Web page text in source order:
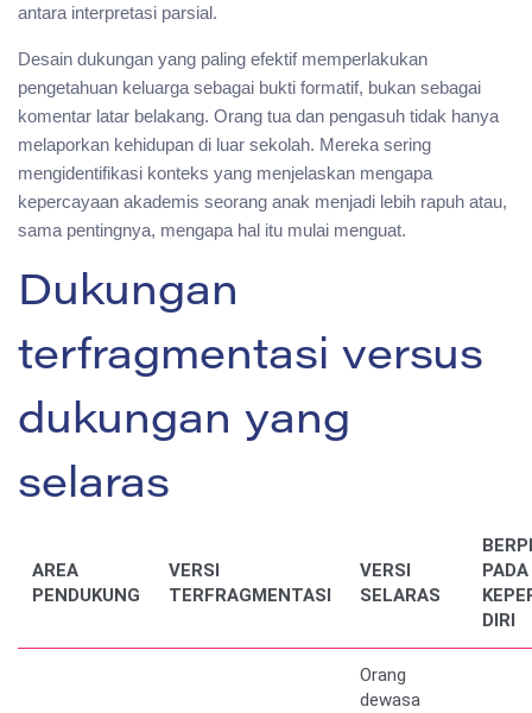
antara interpretasi parsial.
Desain dukungan yang paling efektif memperlakukan
pengetahuan keluarga sebagai bukti formatif, bukan sebagai
komentar latar belakang. Orang tua dan pengasuh tidak hanya
melaporkan kehidupan di luar sekolah. Mereka sering
mengidentifikasi konteks yang menjelaskan mengapa
kepercayaan akademis seorang anak menjadi lebih rapuh atau,
sama pentingnya, mengapa hal itu mulai menguat.
Dukungan
terfragmentasi versus
dukungan yang
selaras
AREA
PENDUKUNG
VERSI
TERFRAGMENTASI
VERSI
SELARAS
PADA
DIRI
Orang
dewasa